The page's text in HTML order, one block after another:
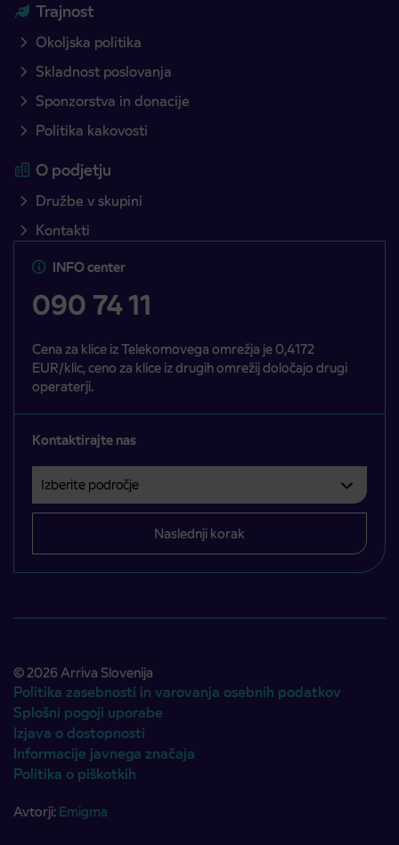
Trajnost
Okoljska politika
Skladnost poslovanja
Sponzorstva in donacije
Politika kakovosti
O podjetju
Družbe v skupini
Kontakti
INFO center
090 74 11
Cena za klice iz Telekomovega omrežja je 0,4172
EUR/klic, ceno za klice iz drugih omrežij določajo drugi
operaterji.
Kontaktirajte nas
Izberite področje
Področje je obvezno izbrati.
Naslednji korak
© 2026 Arriva Slovenija
Politika zasebnosti in varovanja osebnih podatkov
Splošni pogoji uporabe
Izjava o dostopnosti
Informacije javnega značaja
Politika o piškotkih
Avtorji: Emigma